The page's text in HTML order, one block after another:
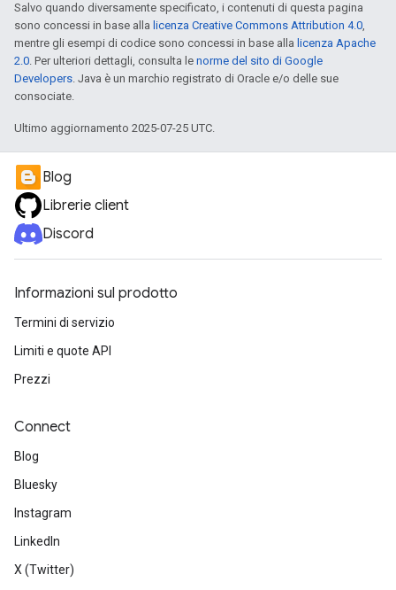
Salvo quando diversamente specificato, i contenuti di questa pagina
sono concessi in base alla licenza Creative Commons Attribution 4.0,
mentre gli esempi di codice sono concessi in base alla licenza Apache
2.0. Per ulteriori dettagli, consulta le norme del sito di Google
Developers. Java è un marchio registrato di Oracle e/o delle sue
consociate.
Ultimo aggiornamento 2025-07-25 UTC.
Blog
Librerie client
Discord
Informazioni sul prodotto
Termini di servizio
Limiti e quote API
Prezzi
Connect
Blog
Bluesky
Instagram
LinkedIn
X (Twitter)